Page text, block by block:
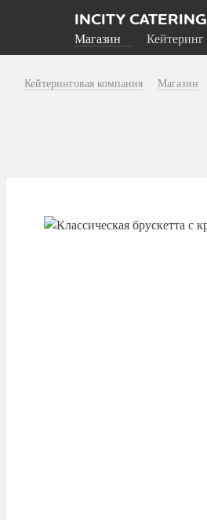
INCITY CATERING
Магазин Кейтеринг
Кейтеринговая компания Магазин